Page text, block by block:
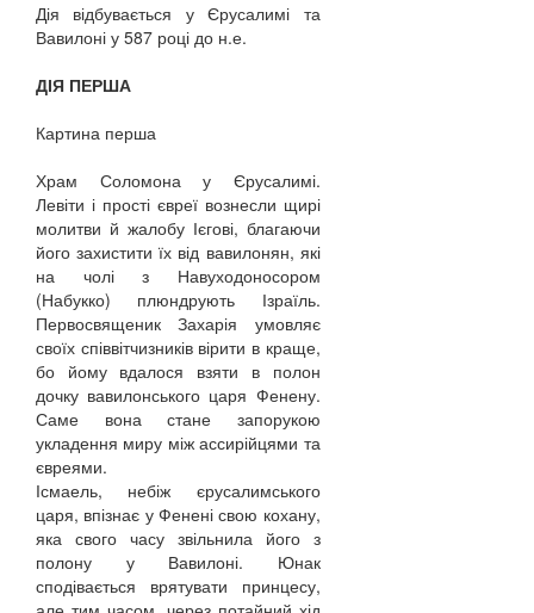
Дія відбувається у Єрусалимі та
Вавилоні у 587 році до н.е.
ДІЯ ПЕРША
Картина перша
Храм Соломона у Єрусалимі.
Левіти і прості євреї вознесли щирі
молитви й жалобу Ієгові, благаючи
його захистити їх від вавилонян, які
на чолі з Навуходоносором
(Набукко) плюндрують Ізраїль.
Первосвященик Захарія умовляє
своїх співвітчизників вірити в краще,
бо йому вдалося взяти в полон
дочку вавилонського царя Фенену.
Саме вона стане запорукою
укладення миру між ассирійцями та
євреями.
Ісмаель, небіж єрусалимського
царя, впізнає у Фенені свою кохану,
яка свого часу звільнила його з
полону у Вавилоні. Юнак
сподівається врятувати принцесу,